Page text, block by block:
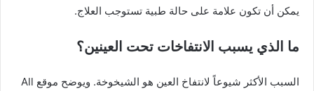
يمكن أن تكون علامة على حالة طبية تستوجب العلاج.
ما الذي يسبب الانتفاخات تحت العينين؟
السبب الأكثر شيوعاً لانتفاخ العين هو الشيخوخة
. ويوضح موقع All